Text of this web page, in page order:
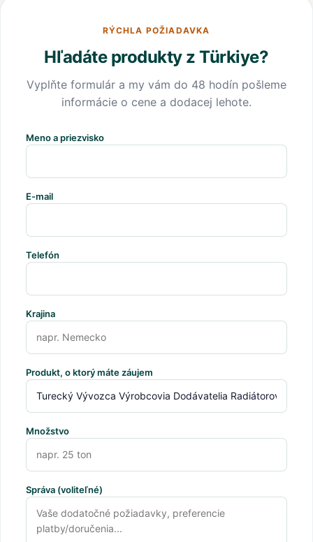
RÝCHLA POŽIADAVKA
Hľadáte produkty z Türkiye?
Vyplňte formulár a my vám do 48 hodín pošleme
informácie o cene a dodacej lehote.
Meno a priezvisko
E-mail
Telefón
Krajina
Produkt, o ktorý máte záujem
Množstvo
Správa (voliteľné)